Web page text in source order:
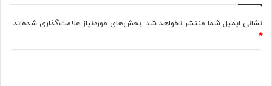
نشانی ایمیل شما منتشر نخواهد شد. بخش‌های موردنیاز علامت‌گذاری شده‌اند
*